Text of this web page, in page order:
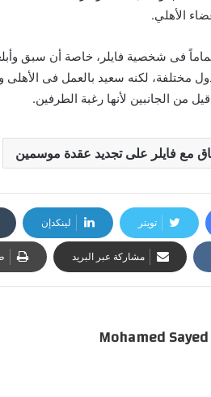
الأهلي.
فى شخصية فايلر، خاصة أن سبق
مختلفة، لكنه سعيد بالعمل فى
من الجانبين لأنها رغبة الطرفين.
مع فايلر على تجديد عقدة موسمين
تويتر لينكدإن
مشاركة عبر البريد
Mohamed Sayed